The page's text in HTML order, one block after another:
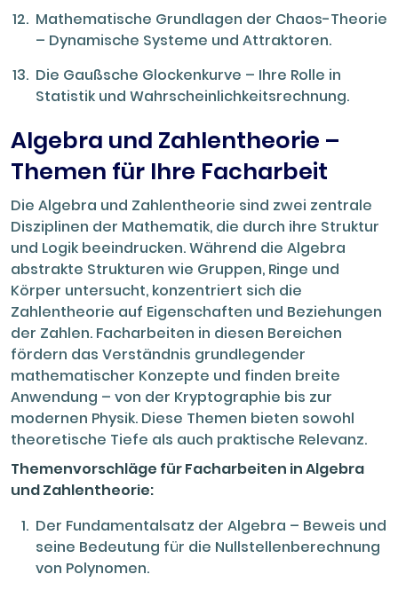
Mathematische Grundlagen der Chaos-Theorie
– Dynamische Systeme und Attraktoren.
Die Gaußsche Glockenkurve – Ihre Rolle in
Statistik und Wahrscheinlichkeitsrechnung.
Algebra und Zahlentheorie –
Themen für Ihre Facharbeit
Die Algebra und Zahlentheorie sind zwei zentrale
Disziplinen der Mathematik, die durch ihre Struktur
und Logik beeindrucken. Während die Algebra
abstrakte Strukturen wie Gruppen, Ringe und
Körper untersucht, konzentriert sich die
Zahlentheorie auf Eigenschaften und Beziehungen
der Zahlen. Facharbeiten in diesen Bereichen
fördern das Verständnis grundlegender
mathematischer Konzepte und finden breite
Anwendung – von der Kryptographie bis zur
modernen Physik. Diese Themen bieten sowohl
theoretische Tiefe als auch praktische Relevanz.
Themenvorschläge für Facharbeiten in Algebra
und Zahlentheorie:
Der Fundamentalsatz der Algebra – Beweis und
seine Bedeutung für die Nullstellenberechnung
von Polynomen.